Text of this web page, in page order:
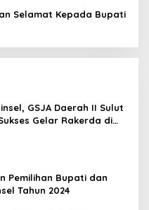
Selamat Kepada Bupati
GSJA Daerah II Sulut
Gelar Rakerda di
Pemilihan Bupati dan
Tahun 2024